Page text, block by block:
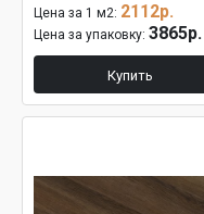
Цена за 1 м2: 2112р.
Цена за упаковку: 3865р.
Купить